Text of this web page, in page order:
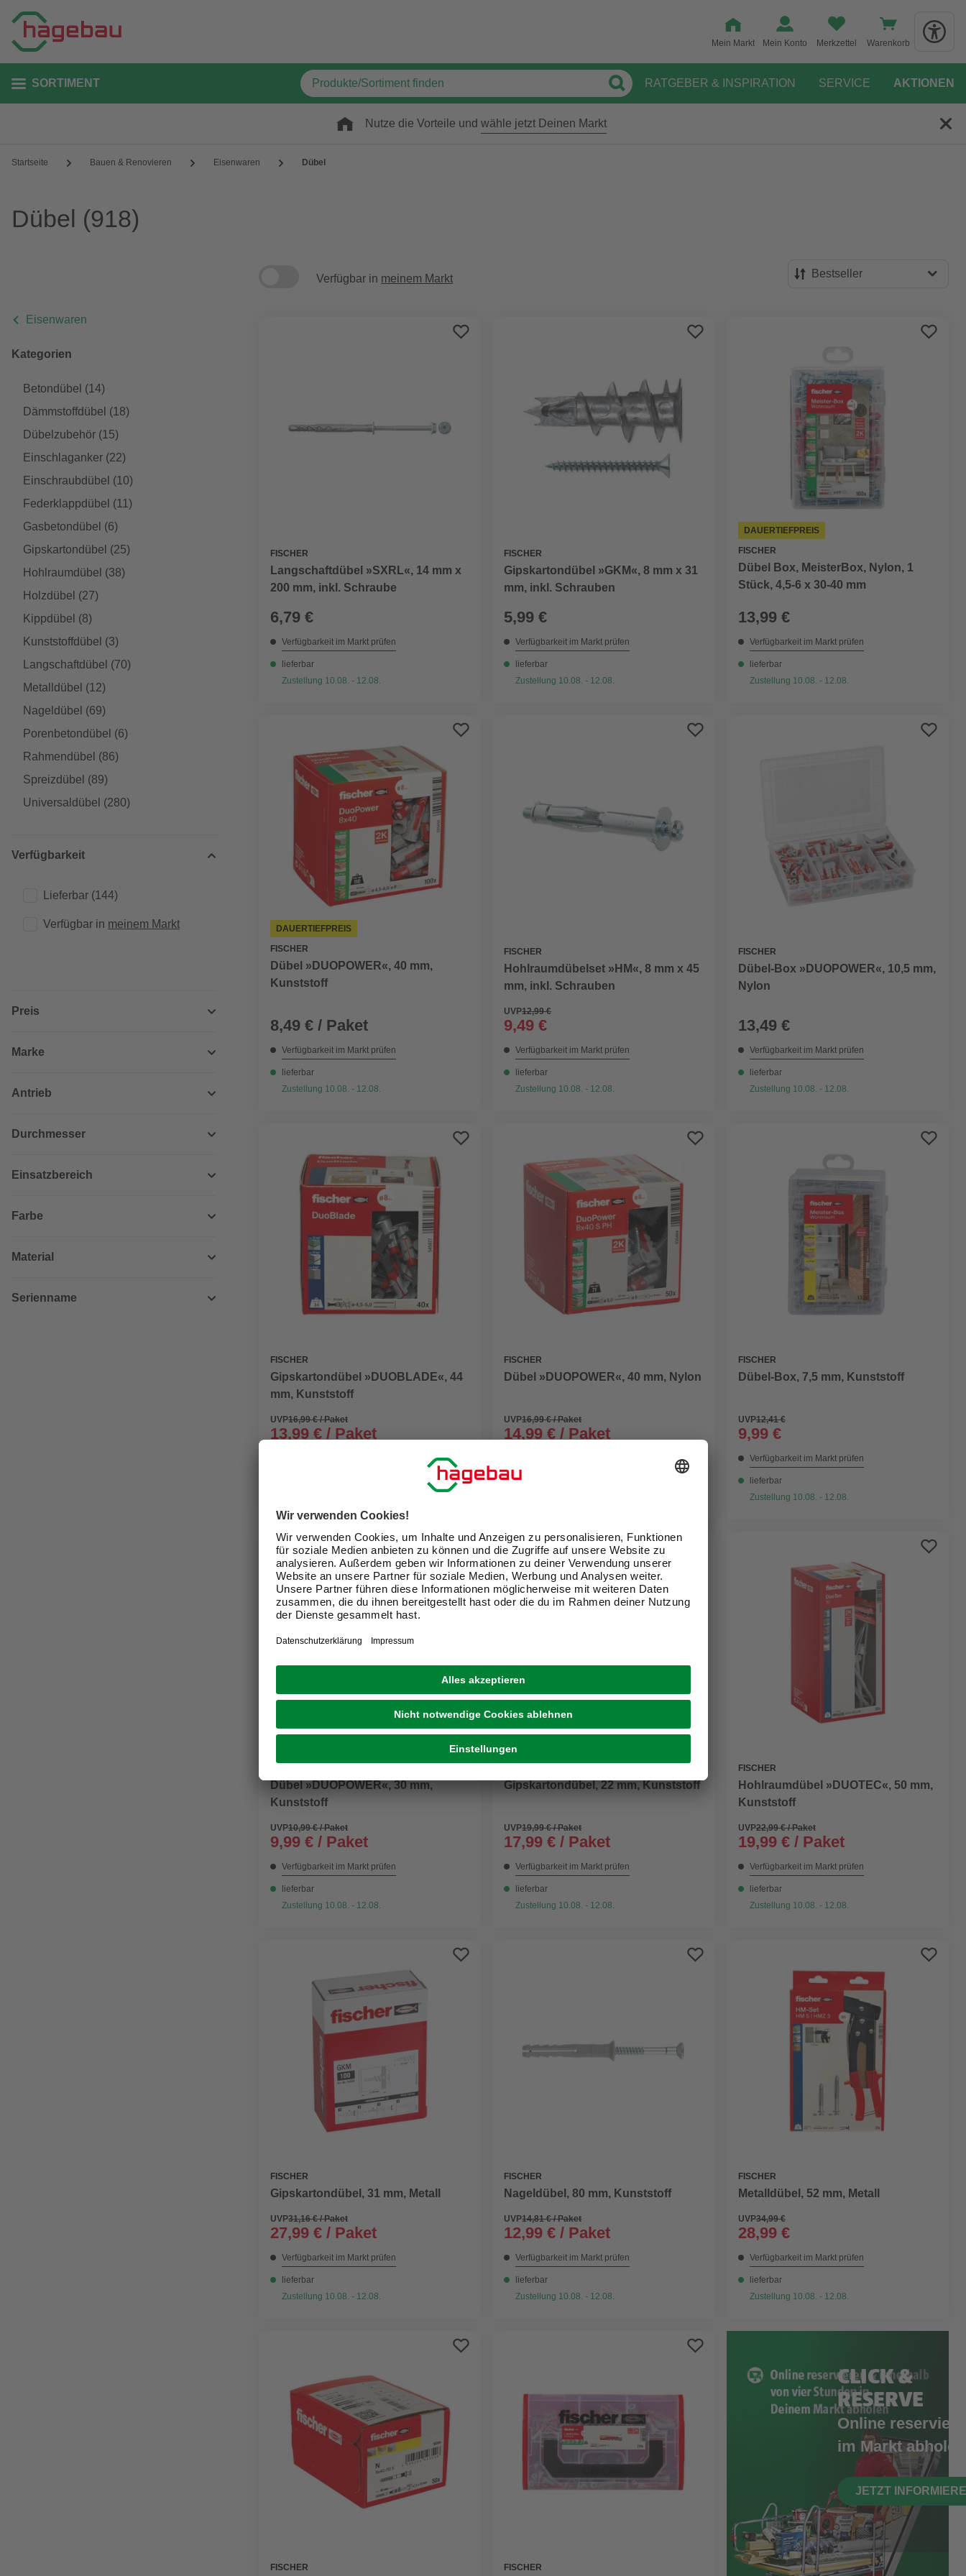
Mein Markt Mein Konto Merkzettel Warenkorb
SORTIMENT RATGEBER & INSPIRATION SERVICE AKTIONEN
Nutze die Vorteile und wähle jetzt Deinen Markt
Startseite Bauen & Renovieren Eisenwaren Dübel
Dübel (918)
Eisenwaren
Kategorien
Betondübel (14)
Dämmstoffdübel (18)
Dübelzubehör (15)
Einschlaganker (22)
Einschraubdübel (10)
Federklappdübel (11)
Gasbetondübel (6)
Gipskartondübel (25)
Hohlraumdübel (38)
Holzdübel (27)
Kippdübel (8)
Kunststoffdübel (3)
Langschaftdübel (70)
Metalldübel (12)
Nageldübel (69)
Porenbetondübel (6)
Rahmendübel (86)
Spreizdübel (89)
Universaldübel (280)
Verfügbarkeit
Lieferbar (144)
Verfügbar in meinem Markt
Preis
Marke
Antrieb
Durchmesser
Einsatzbereich
Farbe
Material
Serienname
Verfügbar in meinem Markt Bestseller
Bewertung
FISCHER
Langschaftdübel »SXRL«, 14 mm x
200 mm, inkl. Schraube
6,79 €
Verfügbarkeit im Markt prüfen
lieferbar
Zustellung 10.08. - 12.08.
FISCHER
Gipskartondübel »GKM«, 8 mm x 31
mm, inkl. Schrauben
5,99 €
Verfügbarkeit im Markt prüfen
lieferbar
Zustellung 10.08. - 12.08.
DAUERTIEFPREIS
FISCHER
Dübel Box, MeisterBox, Nylon, 1
Stück, 4,5-6 x 30-40 mm
13,99 €
Verfügbarkeit im Markt prüfen
lieferbar
Zustellung 10.08. - 12.08.
DAUERTIEFPREIS
FISCHER
Dübel »DUOPOWER«, 40 mm,
Kunststoff
8,49 € / Paket
Verfügbarkeit im Markt prüfen
lieferbar
Zustellung 10.08. - 12.08.
FISCHER
Hohlraumdübelset »HM«, 8 mm x 45
mm, inkl. Schrauben
UVP12,99 €
9,49 €
Verfügbarkeit im Markt prüfen
lieferbar
Zustellung 10.08. - 12.08.
FISCHER
Dübel-Box »DUOPOWER«, 10,5 mm,
Nylon
13,49 €
Verfügbarkeit im Markt prüfen
lieferbar
Zustellung 10.08. - 12.08.
FISCHER
Gipskartondübel »DUOBLADE«, 44
mm, Kunststoff
UVP16,99 € / Paket
13,99 € / Paket
FISCHER
Dübel »DUOPOWER«, 40 mm, Nylon
UVP16,99 € / Paket
14,99 € / Paket
lieferbar
FISCHER
Dübel-Box, 7,5 mm, Kunststoff
UVP12,41 €
9,99 €
Verfügbarkeit im Markt prüfen
lieferbar
Zustellung 10.08. - 12.08.
Dübel »DUOPOWER«, 30 mm,
Kunststoff
UVP10,99 € / Paket
9,99 € / Paket
Verfügbarkeit im Markt prüfen
lieferbar
Zustellung 10.08. - 12.08.
Gipskartondübel, 22 mm, Kunststoff
UVP19,99 € / Paket
17,99 € / Paket
Verfügbarkeit im Markt prüfen
lieferbar
Zustellung 10.08. - 12.08.
FISCHER
Hohlraumdübel »DUOTEC«, 50 mm,
Kunststoff
UVP22,99 € / Paket
19,99 € / Paket
Verfügbarkeit im Markt prüfen
lieferbar
Zustellung 10.08. - 12.08.
FISCHER
Gipskartondübel, 31 mm, Metall
UVP31,16 € / Paket
27,99 € / Paket
Verfügbarkeit im Markt prüfen
lieferbar
Zustellung 10.08. - 12.08.
FISCHER
Nageldübel, 80 mm, Kunststoff
UVP14,81 € / Paket
12,99 € / Paket
Verfügbarkeit im Markt prüfen
lieferbar
Zustellung 10.08. - 12.08.
FISCHER
Metalldübel, 52 mm, Metall
UVP34,99 €
28,99 €
Verfügbarkeit im Markt prüfen
lieferbar
Zustellung 10.08. - 12.08.
FISCHER FISCHER
CLICK &
RESERVE
Online
im Markt abholen
JETZT